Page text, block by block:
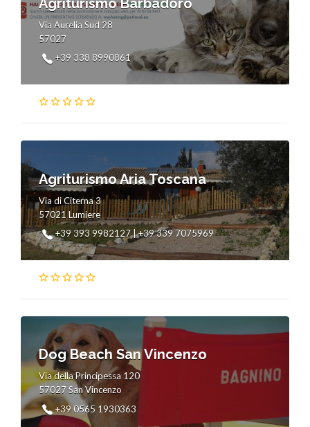
Agriturismo Barbadoro
Via Aurelia Sud 28
57027
+39 338 8990861
Agriturismo Aria Toscana
Via di Citerna 3
57021 Lumiere
+39 393 9982127 | +39 339 7075969
Dog Beach San Vincenzo
Via della Principessa 120
57027 San Vincenzo
+39 0565 1930363